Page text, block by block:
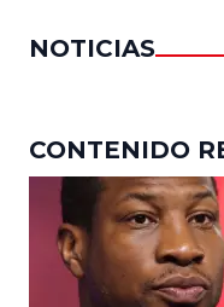
NOTICIAS
CONTENIDO